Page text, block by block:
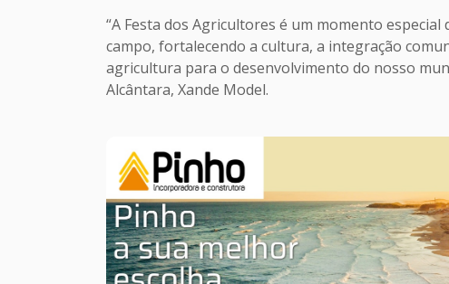
“A Festa dos Agricultores é um momento
campo, fortalecendo a cultura, a integração
agricultura para o desenvolvimento do nosso
Alcântara, Xande Model.